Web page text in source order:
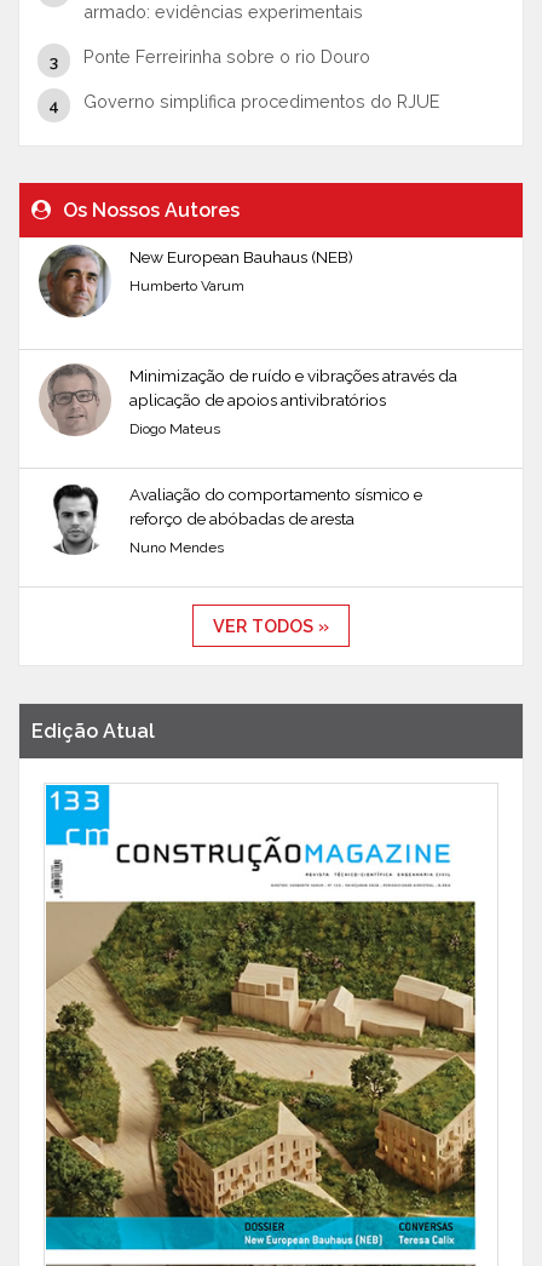
armado: evidências experimentais
Ponte Ferreirinha sobre o rio Douro
Governo simplifica procedimentos do RJUE
Os Nossos Autores
New European Bauhaus (NEB)
Humberto Varum
Minimização de ruído e vibrações através da
aplicação de apoios antivibratórios
Diogo Mateus
Avaliação do comportamento sísmico e
reforço de abóbadas de aresta
Nuno Mendes
VER TODOS »
Edição Atual